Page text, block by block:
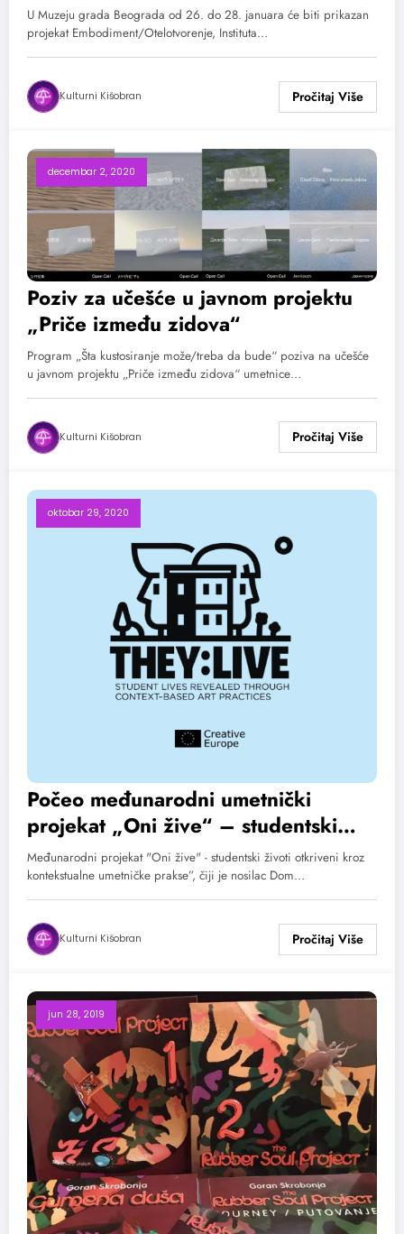
Beograda
U Muzeju grada Beograda od 26. do 28. januara će biti prikazan
projekat Embodiment/Otelotvorenje, Instituta…
Kulturni Kišobran
decembar 2, 2020
Poziv za učešće u javnom projektu
„Priče između zidova“
Program „Šta kustosiranje može/treba da bude“ poziva na učešće
u javnom projektu „Priče između zidova“ umetnice…
Kulturni Kišobran
oktobar 29, 2020
Počeo međunarodni umetnički
projekat „Oni žive“ – studentski
životi otkriveni kroz kontekstualne
umetničke prakse
Međunarodni projekat "Oni žive" - studentski životi otkriveni kroz
kontekstualne umetničke prakse”, čiji je nosilac Dom…
Kulturni Kišobran
jun 28, 2019